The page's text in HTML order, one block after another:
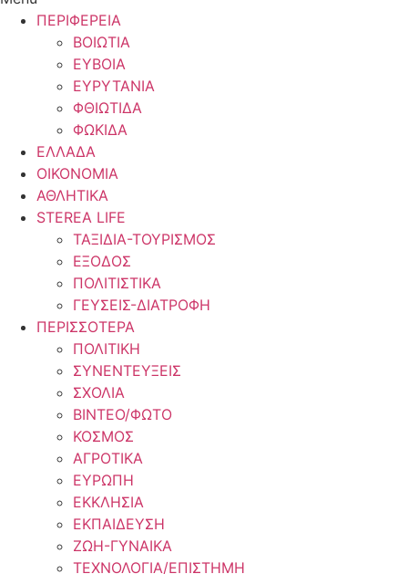
ΠΕΡΙΦΕΡΕΙΑ
ΒΟΙΩΤΙΑ
ΕΥΒΟΙΑ
ΕΥΡΥΤΑΝΙΑ
ΦΘΙΩΤΙΔΑ
ΦΩΚΙΔΑ
ΕΛΛΑΔΑ
ΟΙΚΟΝΟΜΙΑ
ΑΘΛΗΤΙΚΑ
STEREA LIFE
ΤΑΞΙΔΙΑ-ΤΟΥΡΙΣΜΟΣ
ΕΞΟΔΟΣ
ΠΟΛΙΤΙΣΤΙΚΑ
ΓΕΥΣΕΙΣ-ΔΙΑΤΡΟΦΗ
ΠΕΡΙΣΣΟΤΕΡΑ
ΠΟΛΙΤΙΚΗ
ΣΥΝΕΝΤΕΥΞΕΙΣ
ΣΧΟΛΙΑ
ΒΙΝΤΕΟ/ΦΩΤΟ
ΚΟΣΜΟΣ
ΑΓΡΟΤΙΚΑ
ΕΥΡΩΠΗ
ΕΚΚΛΗΣΙΑ
ΕΚΠΑΙΔΕΥΣΗ
ΖΩΗ-ΓΥΝΑΙΚΑ
ΤΕΧΝΟΛΟΓΙΑ/ΕΠΙΣΤΗΜΗ